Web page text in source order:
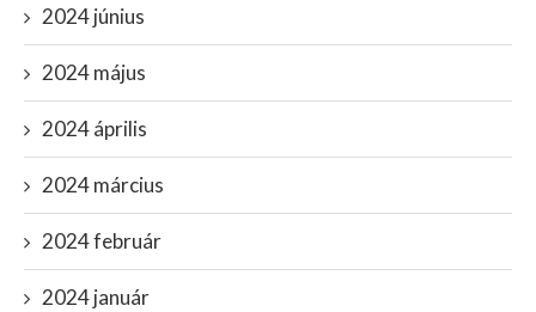
2024 június
2024 május
2024 április
2024 március
2024 február
2024 január